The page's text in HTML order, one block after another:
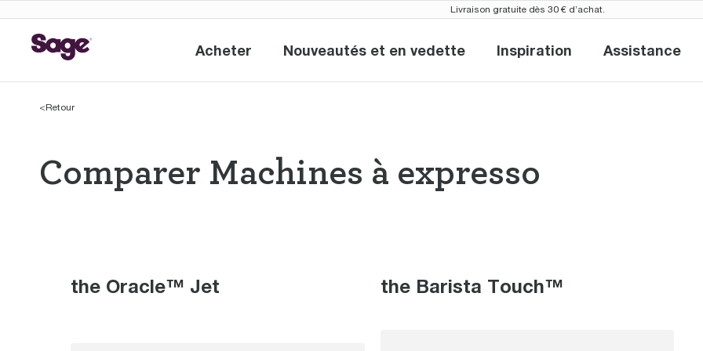
Livraison gratuite dès 30 € d’achat.
Acheter
Acheter Nouveautés et en vedette
Nouveautés et en vedette
InspirationInspirationAssistance
<Retour
Comparer Machines à
Comparer Machines à expresso
the Oracle™ Jet the Barista Touch™